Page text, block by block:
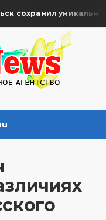
сохранил уникальную